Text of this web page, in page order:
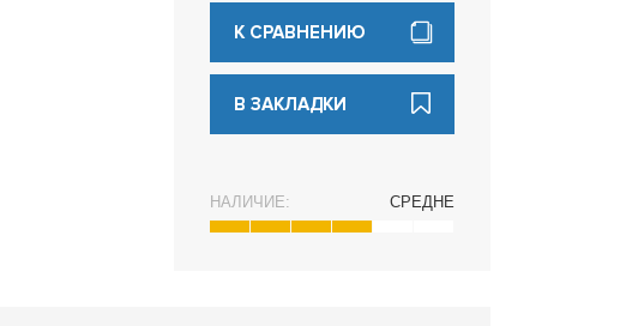
К СРАВНЕНИЮ
В ЗАКЛАДКИ
НАЛИЧИЕ: СРЕДНЕ